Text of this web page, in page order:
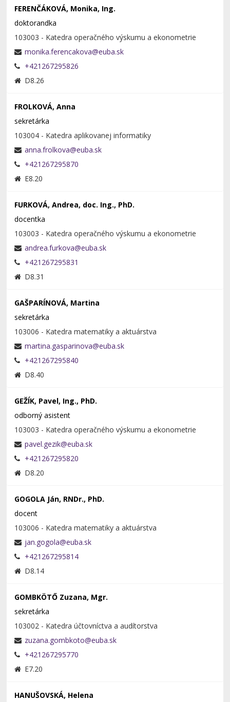
FERENČÁKOVÁ, Monika, Ing.
doktorandka
103003 - Katedra operačného výskumu a ekonometrie
+421267295826
D8.26
FROLKOVÁ, Anna
sekretárka
103004 - Katedra aplikovanej informatiky
+421267295870
E8.20
FURKOVÁ, Andrea, doc. Ing., PhD.
docentka
103003 - Katedra operačného výskumu a ekonometrie
+421267295831
D8.31
GAŠPARÍNOVÁ, Martina
sekretárka
103006 - Katedra matematiky a aktuárstva
+421267295840
D8.40
GEŽÍK, Pavel, Ing., PhD.
odborný asistent
103003 - Katedra operačného výskumu a ekonometrie
+421267295820
D8.20
GOGOLA Ján, RNDr., PhD.
docent
103006 - Katedra matematiky a aktuárstva
+421267295814
D8.14
GOMBKÖTŐ Zuzana, Mgr.
sekretárka
103002 - Katedra účtovníctva a audítorstva
+421267295770
E7.20
HANUŠOVSKÁ, Helena